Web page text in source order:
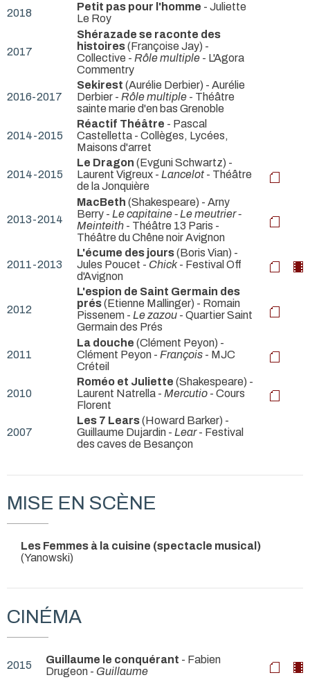
2018
Petit pas pour l'homme - Juliette
Le Roy
2017
Shérazade se raconte des
histoires(Françoise Jay) -
Collective - Rôle multiple - L'Agora
Commentry
2016-2017
Sekirest (Aurélie Derbier) - Aurélie
Derbier - Rôle multiple - Théâtre
sainte marie d'en bas Grenoble
2014-2015
Réactif Théâtre - Pascal
Castelletta - Collèges, Lycées,
Maisons d'arret
2014-2015
Le Dragon (Evguni Schwartz) -
Laurent Vigreux - Lancelot - Théâtre
de la Jonquière
2013-2014
MacBeth (Shakespeare) - Arny
Berry - Le capitaine - Le meutrier -
Meinteith - Théâtre 13 Paris -
Théâtre du Chêne noir Avignon
2011-2013
L'écume des jours(Boris Vian) -
Jules Poucet - Chick- Festival Off
d'Avignon
2012
L'espion de Saint Germain des
prés(Etienne Mallinger) - Romain
Pissenem - Le zazou - Quartier Saint
Germain des Prés
2011
La douche (Clément Peyon) -
Clément Peyon - François - MJC
Créteil
2010
Roméo et Juliette (Shakespeare) -
Laurent Natrella - Mercutio - Cours
Florent
2007
Les 7 Lears(Howard Barker) -
Guillaume Dujardin - Lear- Festival
des caves de Besançon
MISE EN SCÈNE
Les Femmes à la cuisine (spectacle musical)
(Yanowski)
CINÉMA
2015 Guillaume le conquérant - Fabien
Drugeon - Guillaume